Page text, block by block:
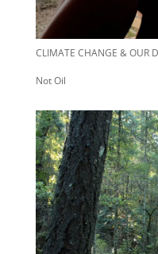
CLIMATE CHANGE & OUR
Not Oil